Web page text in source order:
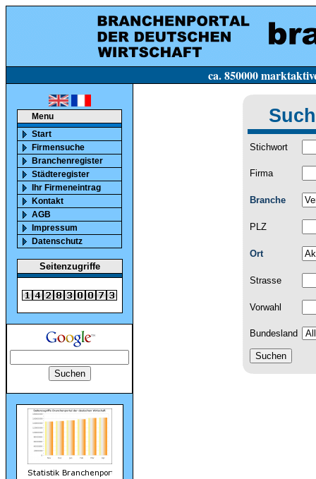
ca. 850000 marktaktive Firmen in
Menu
Start
Firmensuche
Branchenregister
Städteregister
Ihr Firmeneintrag
Kontakt
AGB
Impressum
Datenschutz
Seitenzugriffe
Stichwort
Firma
Branche
PLZ
Ort
Strasse
Vorwahl
Bundesland